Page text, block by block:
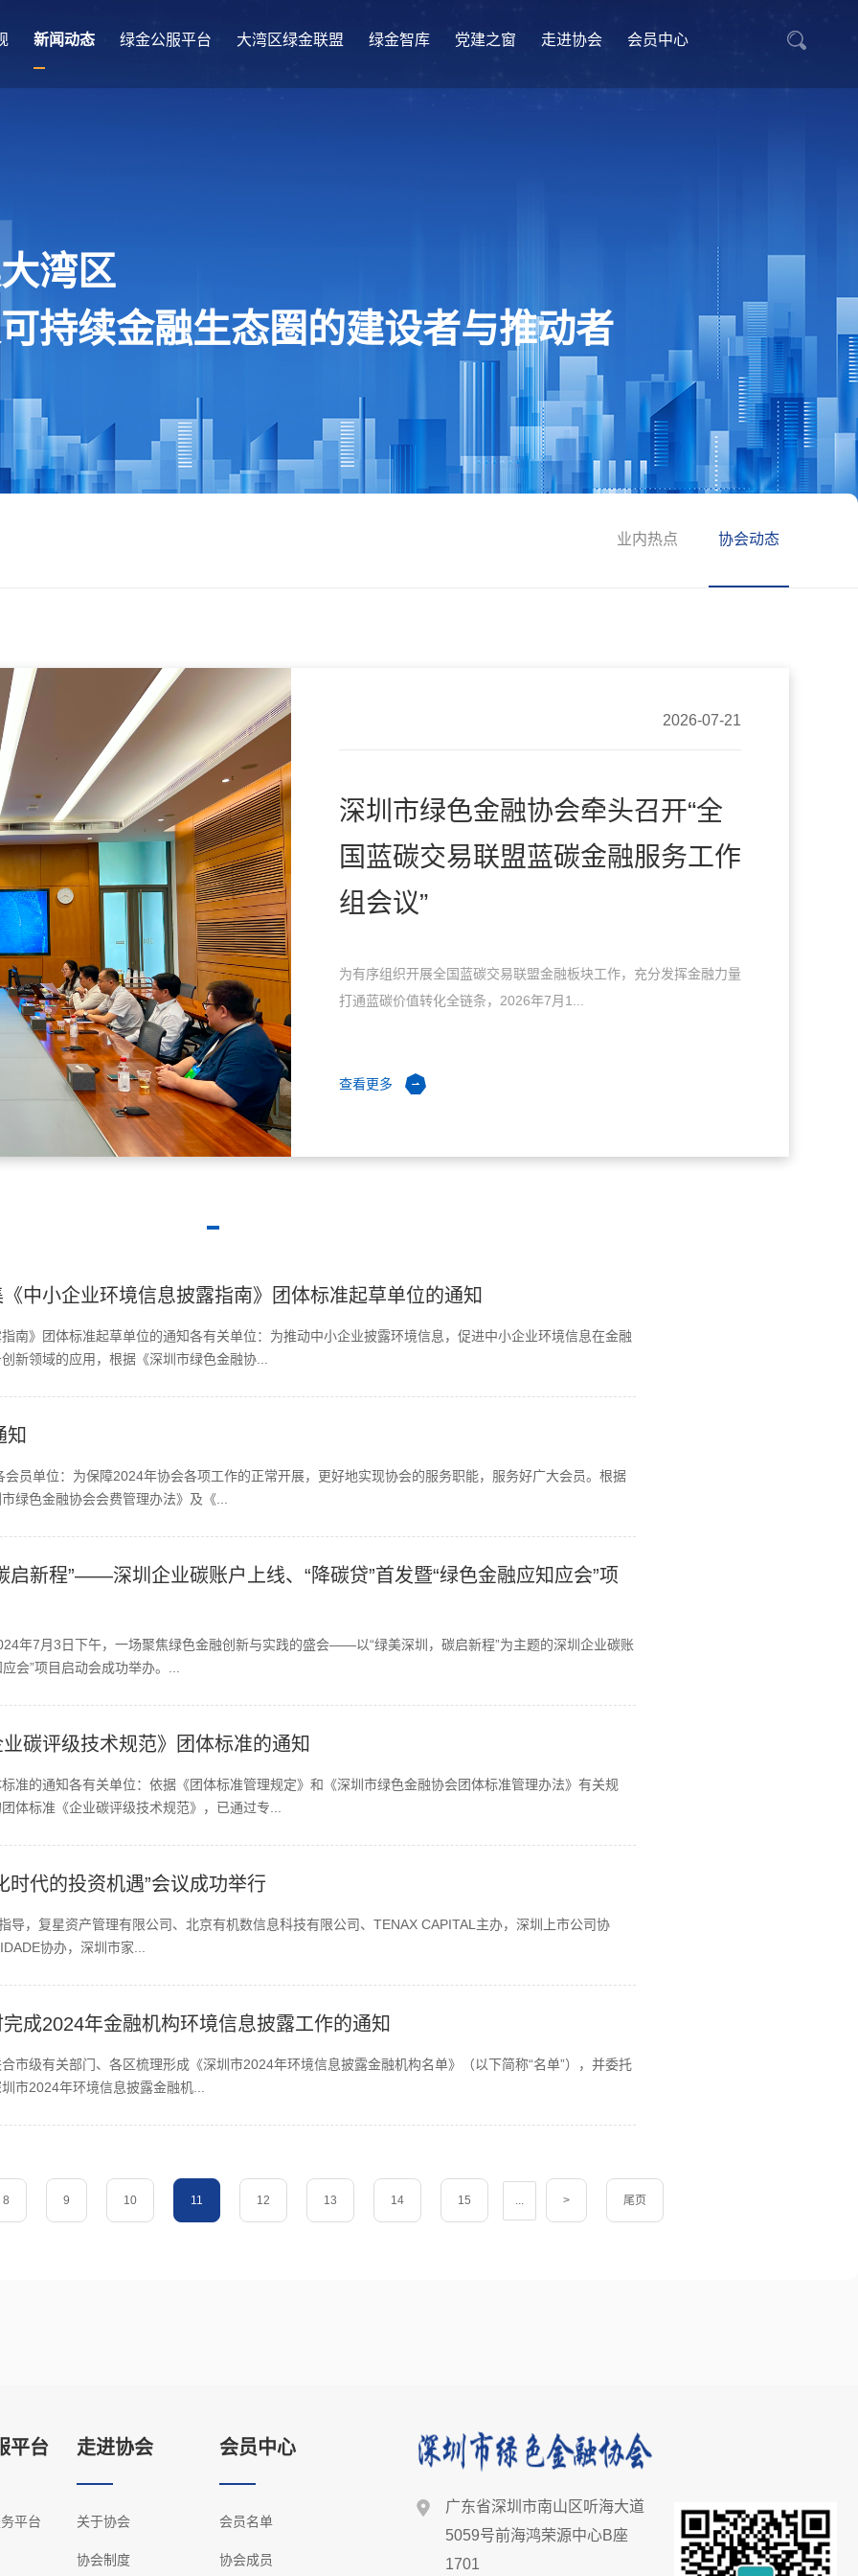
新闻动态 绿金公服平台 大湾区绿金联盟 绿金智库 党建之窗 走进协会 会员中心
湾区
持续金融生态圈的建设者与推动者
业内热点 协会动态
2026-07-21
深圳市绿色金融协会牵头召开“全
国蓝碳交易联盟蓝碳金融服务工作
组会议”
为有序组织开展全国蓝碳交易联盟金融板块工作，充分发挥金融力量
打通蓝碳价值转化全链条，2026年7月1...
查看更多
中小企业环境信息披露指南》团体标准起草单位的通知
南》团体标准起草单位的通知各有关单位：为推动中小企业披露环境信息，促进中小企业环境信息在金融
新领域的应用，根据《深圳市绿色金融协...
知
员单位：为保障2024年协会各项工作的正常开展，更好地实现协会的服务职能，服务好广大会员。根据
绿色金融协会会费管理办法》及《...
启新程”——深圳企业碳账户上线、“降碳贷”首发暨“绿色金融应知应会”项
年7月3日下午，一场聚焦绿色金融创新与实践的盛会——以“绿美深圳，碳启新程”为主题的深圳企业碳账
会”项目启动会成功举办。...
碳评级技术规范》团体标准的通知
准的通知各有关单位：依据《团体标准管理规定》和《深圳市绿色金融协会团体标准管理办法》有关规
体标准《企业碳评级技术规范》，已通过专...
时代的投资机遇”会议成功举行
导，复星资产管理有限公司、北京有机数信息科技有限公司、TENAX CAPITAL主办，深圳上市公司协
协办，深圳市家...
成2024年金融机构环境信息披露工作的通知
市级有关部门、各区梳理形成《深圳市2024年环境信息披露金融机构名单》（以下简称“名单”），并委托
市2024年环境信息披露金融机...
8 9 10 11 12 13 14 15 ... > 尾页
平台
平台
走进协会
关于协会
协会制度
会员中心
会员名单
协会成员
广东省深圳市南山区听海大道
5059号前海鸿荣源中心B座
1701